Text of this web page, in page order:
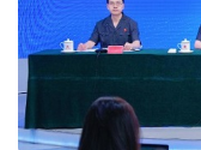
比一张A4纸还要
让药品更好触达